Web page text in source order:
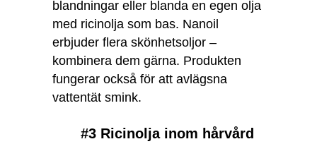
blandningar eller blanda en egen olja
med ricinolja som bas. Nanoil
erbjuder flera skönhetsoljor –
kombinera dem gärna. Produkten
fungerar också för att avlägsna
vattentät smink.
#3 Ricinolja inom hårvård